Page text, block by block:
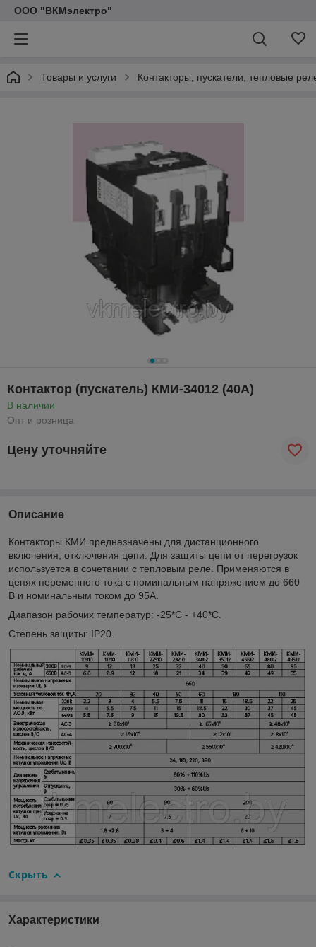
ООО "ВКМэлектро"
Товары и услуги Контакторы, пускатели, тепловые
Контактор (пускатель) КМИ-34012 (40А)
В наличии
Опт и розница
Цену уточняйте
Описание
Контакторы КМИ предназначены для дистанционного
включения, отключения цепи. Для защиты цепи от перегрузок
используется в сочетании с тепловым реле. Применяются в
цепях переменного тока с номинальным напряжением до 660
В и номинальным током до 95А.
Диапазон рабочих температур: -25*С - +40*С.
Степень защиты: IP20.
Скрыть
Характеристики